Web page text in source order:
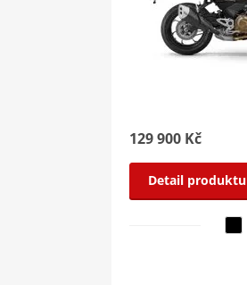
129 900 Kč
Detail produktu